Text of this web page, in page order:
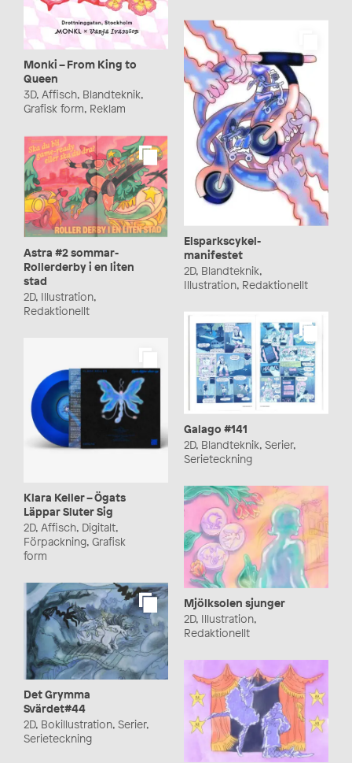
Monki – From King to
Queen
3D, Affisch, Blandteknik,
Grafisk form, Reklam
Elsparkscykel-
manifestet
2D, Blandteknik,
Illustration, Redaktionellt
Astra #2 sommar-
Rollerderby i en liten
stad
2D, Illustration,
Redaktionellt
Galago #141
2D, Blandteknik, Serier,
Serieteckning
Klara Keller – Ögats
Läppar Sluter Sig
2D, Affisch, Digitalt,
Förpackning, Grafisk
form
Mjölksolen sjunger
2D, Illustration,
Redaktionellt
Det Grymma
Svärdet#44
2D, Bokillustration, Serier,
Serieteckning